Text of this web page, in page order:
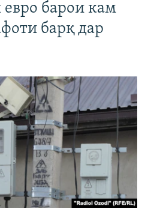
барои кам
барқ дар